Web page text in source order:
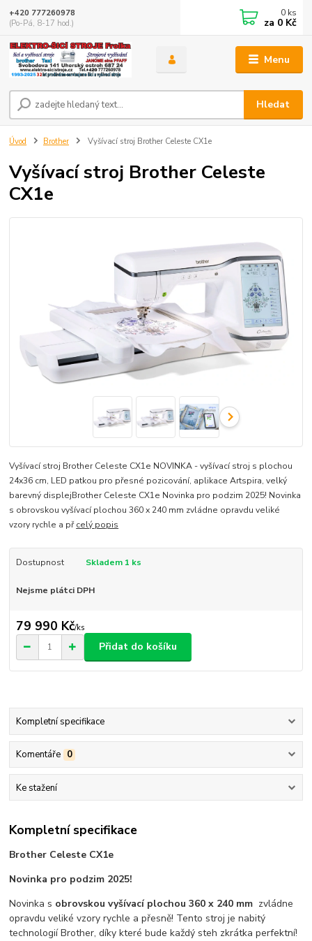
Menu
Hledat
+420 777260978
(Po-Pá, 8-17 hod.)
0 ks
za 0 Kč
Úvod Brother Vyšívací stroj Brother Celeste CX1e
Vyšívací stroj Brother Celeste
CX1e
Vyšívací stroj Brother Celeste CX1e NOVINKA - vyšívací stroj s plochou
24x36 cm, LED patkou pro přesné pozicování, aplikace Artspira, velký
barevný displejBrother Celeste CX1e Novinka pro podzim 2025! Novinka
s obrovskou vyšívací plochou 360 x 240 mm zvládne opravdu veliké
vzory rychle a přcelý popis
Dostupnost Skladem 1 ks
Nejsme plátci DPH
79 990 Kč/ks
Přidat do košíku
Kompletní specifikace
Komentáře 0
Ke stažení
Kompletní specifikace
Brother Celeste CX1e
Novinka pro podzim 2025!
Novinka s obrovskou vyšívací plochou 360 x 240 mm zvládne
opravdu veliké vzory rychle a přesně! Tento stroj je nabitý
technologií Brother, díky které bude každý steh zkrátka perfektní!